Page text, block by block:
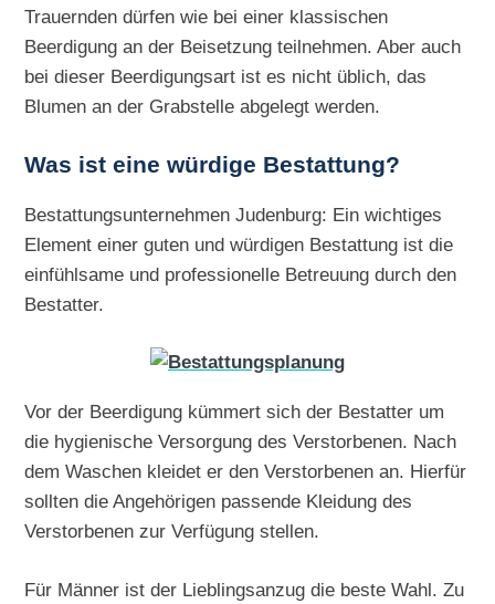
Trauernden dürfen wie bei einer klassischen
Beerdigung an der Beisetzung teilnehmen. Aber auch
bei dieser Beerdigungsart ist es nicht üblich, das
Blumen an der Grabstelle abgelegt werden.
Was ist eine würdige Bestattung?
Bestattungsunternehmen Judenburg: Ein wichtiges
Element einer guten und würdigen Bestattung ist die
einfühlsame und professionelle Betreuung durch den
Bestatter.
Vor der Beerdigung kümmert sich der Bestatter um
die hygienische Versorgung des Verstorbenen. Nach
dem Waschen kleidet er den Verstorbenen an. Hierfür
sollten die Angehörigen passende Kleidung des
Verstorbenen zur Verfügung stellen.
Für Männer ist der Lieblingsanzug die beste Wahl. Zu